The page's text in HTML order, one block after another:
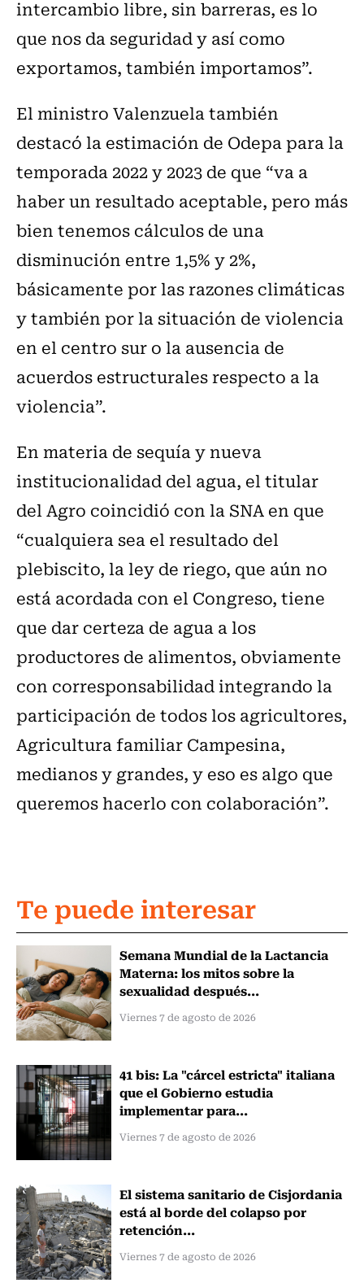
intercambio libre, sin barreras, es lo
que nos da seguridad y así como
exportamos, también importamos”.
El ministro Valenzuela también
destacó la estimación de Odepa para la
temporada 2022 y 2023 de que “va a
haber un resultado aceptable, pero más
bien tenemos cálculos de una
disminución entre 1,5% y 2%,
básicamente por las razones climáticas
y también por la situación de violencia
en el centro sur o la ausencia de
acuerdos estructurales respecto a la
violencia”.
En materia de sequía y nueva
institucionalidad del agua, el titular
del Agro coincidió con la SNA en que
“cualquiera sea el resultado del
plebiscito, la ley de riego, que aún no
está acordada con el Congreso, tiene
que dar certeza de agua a los
productores de alimentos, obviamente
con corresponsabilidad integrando la
participación de todos los agricultores,
Agricultura familiar Campesina,
medianos y grandes, y eso es algo que
queremos hacerlo con colaboración”.
Te puede interesar
Semana Mundial de la Lactancia
Materna: los mitos sobre la
sexualidad después...
Viernes 7 de agosto de 2026
41 bis: La "cárcel estricta" italiana
que el Gobierno estudia
implementar para...
Viernes 7 de agosto de 2026
El sistema sanitario de Cisjordania
está al borde del colapso por
retención...
Viernes 7 de agosto de 2026